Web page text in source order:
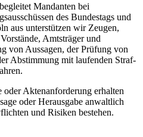
Mandanten bei
des Bundestags und
aus unterstützen wir Zeugen,
Amtsträger und
von Aussagen, der Prüfung von
Abstimmung mit laufenden Straf-
Aktenanforderung erhalten
oder Herausgabe anwaltlich
und Risiken bestehen.